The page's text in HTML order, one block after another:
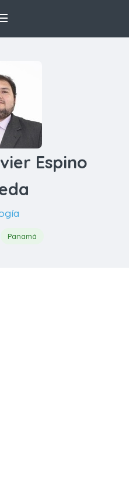
Espino
Panamá